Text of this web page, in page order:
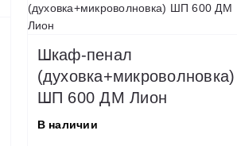
Шкаф-пенал
(духовка+микроволновка)
ШП 600 ДМ Лион
В наличии